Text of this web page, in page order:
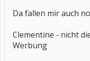
Da fallen mir auch
Clementine - nicht
Werbung